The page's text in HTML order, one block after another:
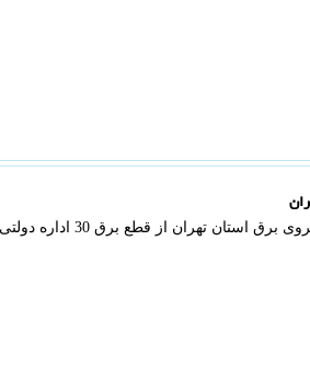
به گزارش سیب پال، شرکت توزیع